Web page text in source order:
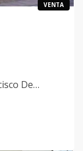
VENTA
De